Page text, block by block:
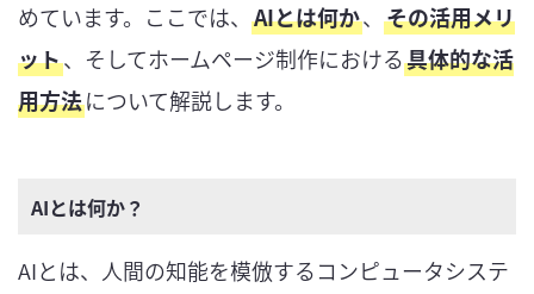
めています。ここでは、 AIとは何か、 その活用メリ
ット、そしてホームページ制作における具体的な活
用方法について解説します。
AIとは何か？
AIとは、人間の知能を模倣するコンピュータシステ